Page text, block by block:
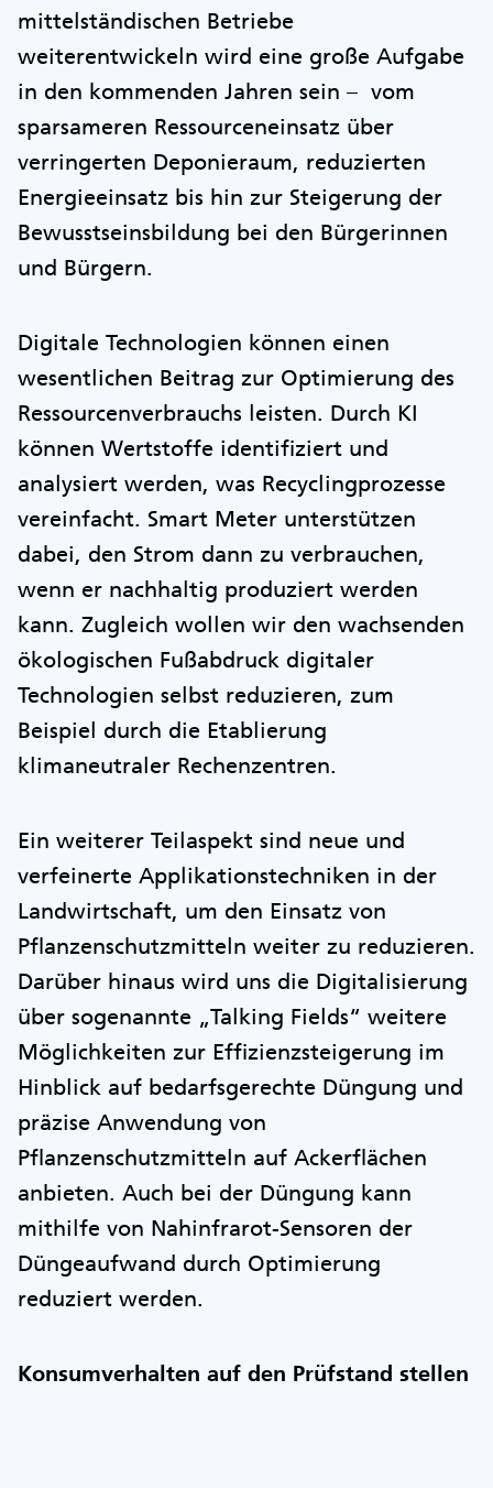
mittelständischen Betriebe
weiterentwickeln wird eine große Aufgabe
in den kommenden Jahren sein – vom
sparsameren Ressourceneinsatz über
verringerten Deponieraum, reduzierten
Energieeinsatz bis hin zur Steigerung der
Bewusstseinsbildung bei den Bürgerinnen
und Bürgern.
Digitale Technologien können einen
wesentlichen Beitrag zur Optimierung des
Ressourcenverbrauchs leisten. Durch KI
können Wertstoffe identifiziert und
analysiert werden, was Recyclingprozesse
vereinfacht. Smart Meter unterstützen
dabei, den Strom dann zu verbrauchen,
wenn er nachhaltig produziert werden
kann. Zugleich wollen wir den wachsenden
ökologischen Fußabdruck digitaler
Technologien selbst reduzieren, zum
Beispiel durch die Etablierung
klimaneutraler Rechenzentren.
Ein weiterer Teilaspekt sind neue und
verfeinerte Applikationstechniken in der
Landwirtschaft, um den Einsatz von
Pflanzenschutzmitteln weiter zu reduzieren.
Darüber hinaus wird uns die Digitalisierung
über sogenannte „Talking Fields“ weitere
Möglichkeiten zur Effizienzsteigerung im
Hinblick auf bedarfsgerechte Düngung und
präzise Anwendung von
Pflanzenschutzmitteln auf Ackerflächen
anbieten. Auch bei der Düngung kann
mithilfe von Nahinfrarot-Sensoren der
Düngeaufwand durch Optimierung
reduziert werden.
Konsumverhalten auf den Prüfstand stellen